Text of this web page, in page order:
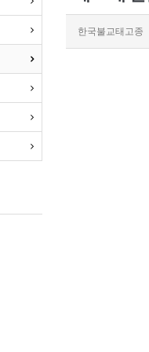
한국불교태고종